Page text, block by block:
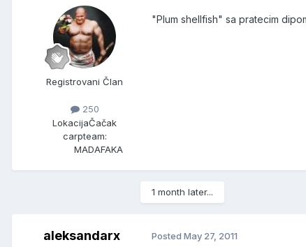
Registrovani Član
250
LokacijaČačak
carpteam:
MADAFAKA
"Plum shellfish" sa pratecim
1 month later...
aleksandarx Posted May 27, 2011